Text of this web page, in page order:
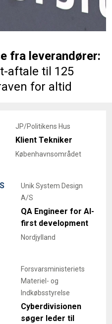
fra leverandører:
aftale til 125
for altid
JP/Politikens Hus
Klient Tekniker
Københavnsområdet
Unik System Design
A/S
QA Engineer for AI-
first development
Nordjylland
Forsvarsministeriets
Materiel- og
Indkøbsstyrelse
Cyberdivisionen
søger leder til